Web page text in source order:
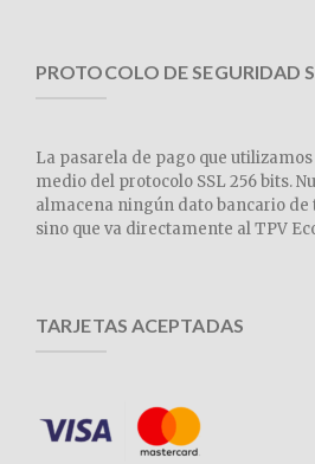
PROTOCOLO DE SEGURIDAD
La pasarela de pago que
medio del protocolo SSL 256 bits.
almacena ningún dato bancario
sino que va directamente al TPV
TARJETAS ACEPTADAS